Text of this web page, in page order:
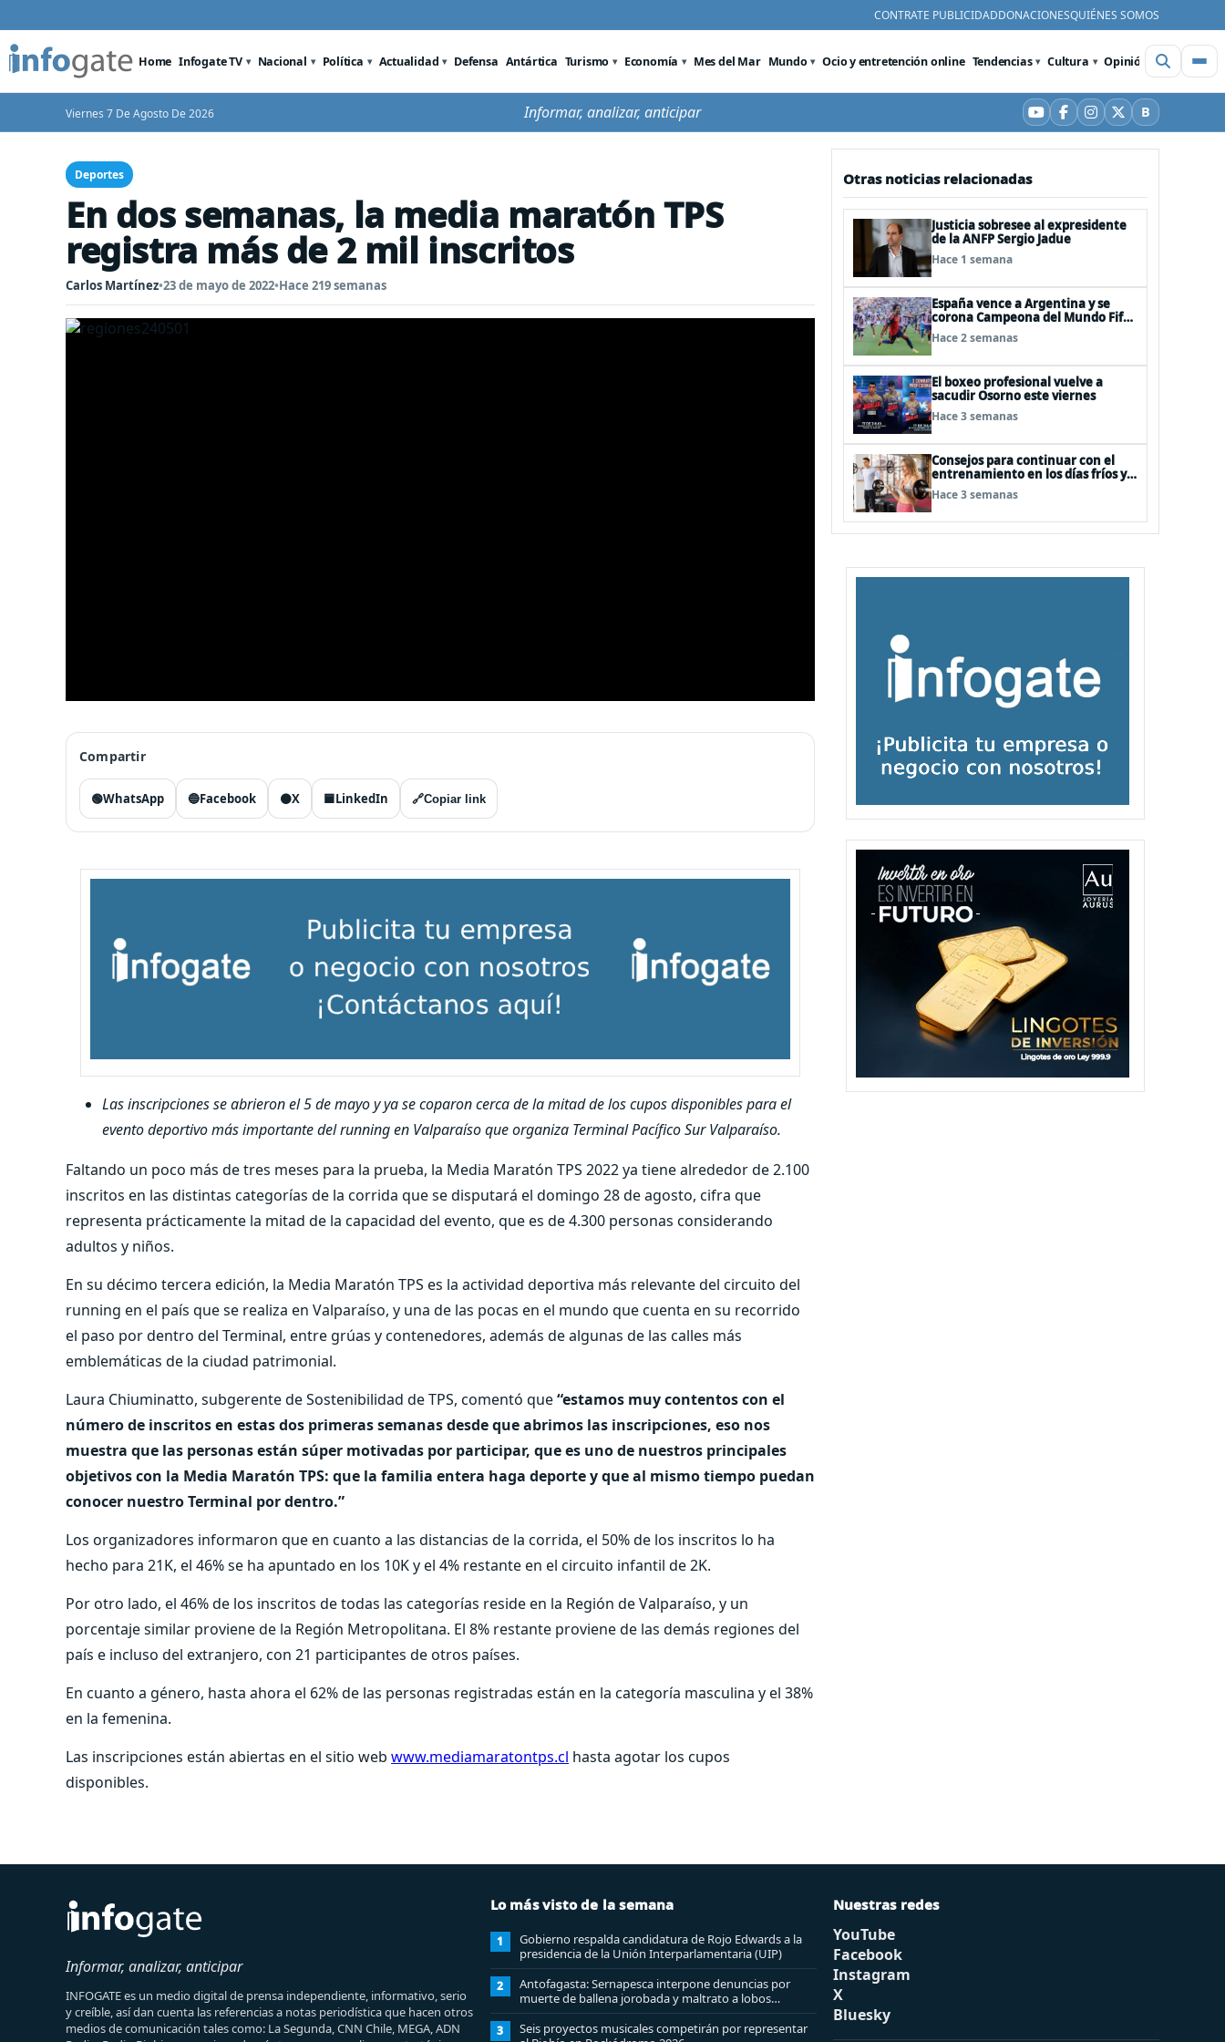
CONTRATE PUBLICIDADDONACIONESQUIÉNES SOMOS
Home Infogate TV Nacional Política Actualidad Defensa Antártica Turismo Economía Mes del Mar Mundo Ocio y entretención online Tendencias Cultura Opinión Videos
Viernes 7 De Agosto De 2026 Informar, analizar, anticipar YouTube
Facebook
Instagram
X BBluesky
Deportes
En dos semanas, la media maratón TPS
registra más de 2 mil inscritos
Carlos Martínez•23 de mayo de 2022•Hace 219 semanas
Compartir
🟢WhatsApp 🔵Facebook ⚫X 🟦LinkedIn 🔗Copiar link
Las inscripciones se abrieron el 5 de mayo y ya se coparon cerca de la mitad de los cupos disponibles para el
evento deportivo más importante del running en Valparaíso que organiza Terminal Pacífico Sur Valparaíso.
Faltando un poco más de tres meses para la prueba, la Media Maratón TPS 2022 ya tiene alrededor de 2.100
inscritos en las distintas categorías de la corrida que se disputará el domingo 28 de agosto, cifra que
representa prácticamente la mitad de la capacidad del evento, que es de 4.300 personas considerando
adultos y niños.
En su décimo tercera edición, la Media Maratón TPS es la actividad deportiva más relevante del circuito del
running en el país que se realiza en Valparaíso, y una de las pocas en el mundo que cuenta en su recorrido
el paso por dentro del Terminal, entre grúas y contenedores, además de algunas de las calles más
emblemáticas de la ciudad patrimonial.
Laura Chiuminatto, subgerente de Sostenibilidad de TPS, comentó que“estamos muy contentos con el
número de inscritos en estas dos primeras semanas desde que abrimos las inscripciones, eso nos
muestra que las personas están súper motivadas por participar, que es uno de nuestros principales
objetivos con la Media Maratón TPS: que la familia entera haga deporte y que al mismo tiempo puedan
conocer nuestro Terminal por dentro.”
Los organizadores informaron que en cuanto a las distancias de la corrida, el 50% de los inscritos lo ha
hecho para 21K, el 46% se ha apuntado en los 10K y el 4% restante en el circuito infantil de 2K.
Por otro lado, el 46% de los inscritos de todas las categorías reside en la Región de Valparaíso, y un
porcentaje similar proviene de la Región Metropolitana. El 8% restante proviene de las demás regiones del
país e incluso del extranjero, con 21 participantes de otros países.
En cuanto a género, hasta ahora el 62% de las personas registradas están en la categoría masculina y el 38%
en la femenina.
Las inscripciones están abiertas en el sitio web www.mediamaratontps.cl hasta agotar los cupos
disponibles.
Otras noticias relacionadas
Justicia sobresee al expresidente
de la ANFP Sergio Jadue
Hace 1 semana
España vence a Argentina y se
corona Campeona del Mundo Fifa
2026
Hace 2 semanas
El boxeo profesional vuelve a
sacudir Osorno este viernes
Hace 3 semanas
Consejos para continuar con el
entrenamiento en los días fríos y
lluviosos de invierno
Hace 3 semanas
Informar, analizar, anticipar
INFOGATE es un medio digital de prensa independiente, informativo, serio
y creíble, así dan cuenta las referencias a notas periodística que hacen otros
medios de comunicación tales como: La Segunda, CNN Chile, MEGA, ADN
Lo más visto de la semana
1
Gobierno respalda candidatura de Rojo Edwards a la
presidencia de la Unión Interparlamentaria (UIP)
2
Antofagasta: Sernapesca interpone denuncias por
muerte de ballena jorobada y maltrato a lobos
marinos
3
Seis proyectos musicales competirán por representar
Nuestras redes
YouTube
Facebook
Instagram
X
Bluesky